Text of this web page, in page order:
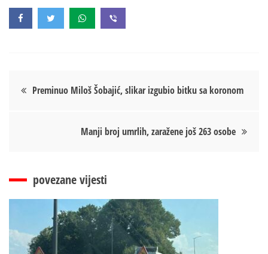
Кретање
Preminuo Miloš Šobajić, slikar izgubio bitku sa koronom
Manji broj umrlih, zaražene još 263 osobe
povezane vijesti